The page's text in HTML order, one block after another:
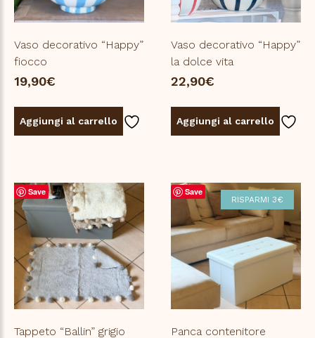
Vaso decorativo “Happy”
fiocco
19,90€
Aggiungi al carrello
Vaso decorativo “Happy”
la dolce vita
22,90€
Aggiungi al carrello
Save
Tappeto “Ballin” grigio
Save
RISPARMI 3€
Panca contenitore